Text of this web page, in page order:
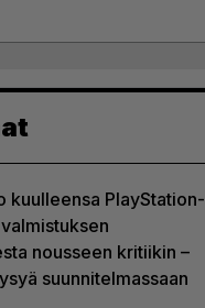
kuulleensa PlayStation-
nousseen kritiikin –
suunnitelmassaan